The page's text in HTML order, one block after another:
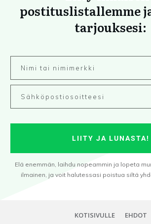
postituslistallemme
tarjouksesi:
LIITY JA LUNASTA!
Elä enemmän, laihdu nopeammin ja lopeta
ilmainen, ja voit halutessasi poistua siltä
KOTISIVULLE EHDOT